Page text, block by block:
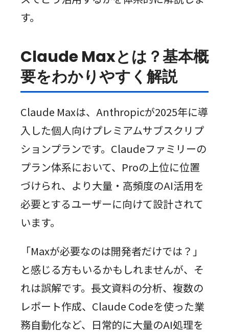
す。
Claude Maxとは？基本概
要をわかりやすく解説
Claude Maxは、Anthropicが2025年に導
入した個人向けプレミアムサブスクリプ
ションプランです。Claudeファミリーの
プラン体系において、Proの上位に位置
づけられ、より大量・高頻度のAI活用を
必要とするユーザーに向けて設計されて
います。
「Maxが必要なのは開発者だけでは？」
と感じる方もいるかもしれませんが、そ
れは誤解です。長文資料の分析、複数の
レポート作成、Claude Codeを使った業
務自動化など、日常的に大量のAI処理を